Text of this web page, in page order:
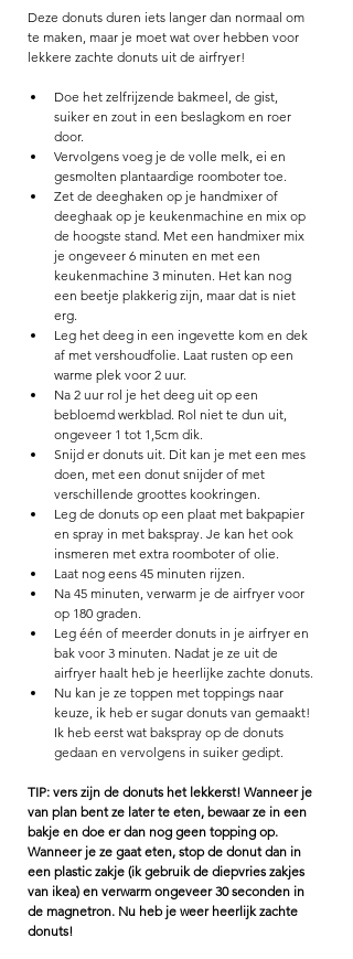
Deze donuts duren iets langer dan normaal om
te maken, maar je moet wat over hebben voor
lekkere zachte donuts uit de airfryer!
Doe het zelfrijzende bakmeel, de gist,
suiker en zout in een beslagkom en roer
door.
Vervolgens voeg je de volle melk, ei en
gesmolten plantaardige roomboter toe.
Zet de deeghaken op je handmixer of
deeghaak op je keukenmachine en mix op
de hoogste stand. Met een handmixer mix
je ongeveer 6 minuten en met een
keukenmachine 3 minuten. Het kan nog
een beetje plakkerig zijn, maar dat is niet
erg.
Leg het deeg in een ingevette kom en dek
af met vershoudfolie. Laat rusten op een
warme plek voor 2 uur.
Na 2 uur rol je het deeg uit op een
bebloemd werkblad. Rol niet te dun uit,
ongeveer 1 tot 1,5cm dik.
Snijd er donuts uit. Dit kan je met een mes
doen, met een donut snijder of met
verschillende groottes kookringen.
Leg de donuts op een plaat met bakpapier
en spray in met bakspray. Je kan het ook
insmeren met extra roomboter of olie.
Laat nog eens 45 minuten rijzen.
Na 45 minuten, verwarm je de airfryer voor
op 180 graden.
Leg één of meerder donuts in je airfryer en
bak voor 3 minuten. Nadat je ze uit de
airfryer haalt heb je heerlijke zachte donuts.
Nu kan je ze toppen met toppings naar
keuze, ik heb er sugar donuts van gemaakt!
Ik heb eerst wat bakspray op de donuts
gedaan en vervolgens in suiker gedipt.
TIP: vers zijn de donuts het lekkerst! Wanneer je
van plan bent ze later te eten, bewaar ze in een
bakje en doe er dan nog geen topping op.
Wanneer je ze gaat eten, stop de donut dan in
een plastic zakje (ik gebruik de diepvries zakjes
van ikea) en verwarm ongeveer 30 seconden in
de magnetron. Nu heb je weer heerlijk zachte
donuts!